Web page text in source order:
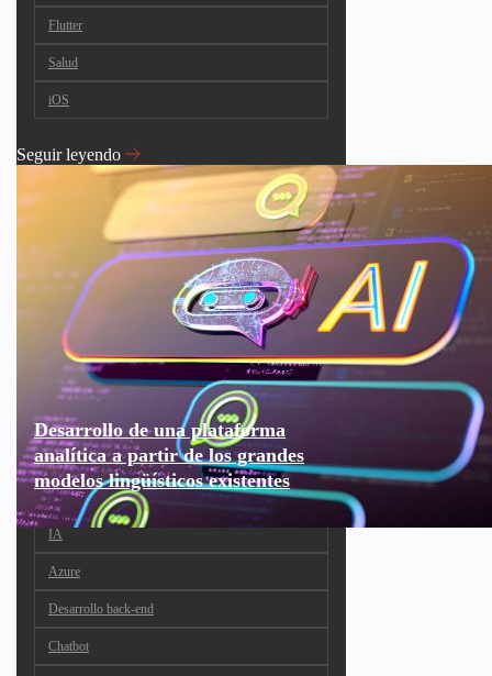
Flutter
Salud
iOS
Seguir leyendo
Desarrollo de una plataforma
analítica a partir de los grandes
modelos lingüísticos existentes
IA
Azure
Desarrollo back-end
Chatbot